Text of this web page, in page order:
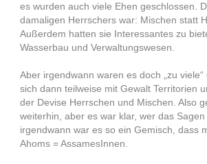
es wurden auch viele Ehen geschlossen.
damaligen Herrschers war: Mischen statt
Außerdem hatten sie Interessantes zu
Wasserbau und Verwaltungswesen.
Aber irgendwann waren es doch „zu
sich dann teilweise mit Gewalt Territorien
der Devise Herrschen und Mischen. Also
weiterhin, aber es war klar, wer das
irgendwann war es so ein Gemisch, dass
Ahoms = AssamesInnen.